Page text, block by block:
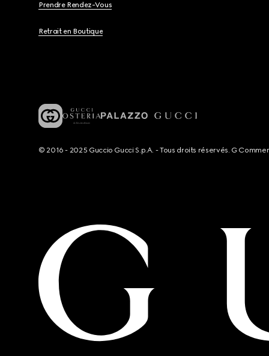
Prendre Rendez-Vous
Retrait en Boutique
© 2016 - 2025 Guccio Gucci S.p.A. - Tous droits réservés. G